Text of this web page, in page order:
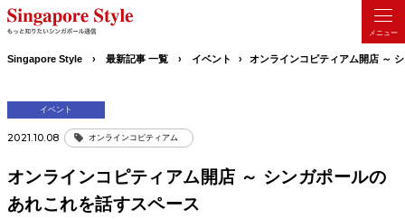
Singapore Style 最新記事 一覧 イベント オンラインコピティアム開店 ～
イベント
2021.10.08 オンラインコピティアム
オンラインコピティアム開店 ～ シンガポールの
あれこれを話すスペース